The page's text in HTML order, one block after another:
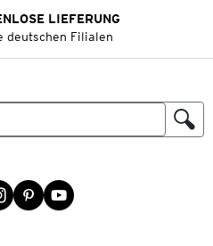
LIEFERUNG
deutschen Filialen